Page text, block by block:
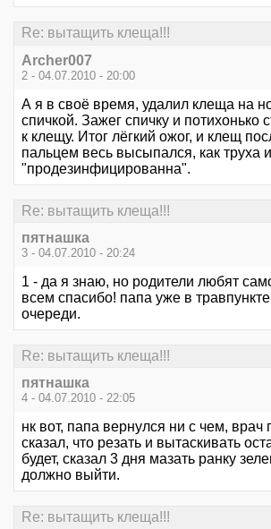
Re: вытащить клеща!!!
Archer007
2 - 04.07.2010 - 20:00
А я в своё время, удалил клеща на
спичкой. Зажег спичку и потихонько
к клещу. Итог лёгкий ожог, и клещ
пальцем весь высыпался, как труха
"продезинфицированна".
Re: вытащить клеща!!!
пятнашка
3 - 04.07.2010 - 20:24
1 - да я знаю, но родители любят
всем спасибо! папа уже в
очереди.
Re: вытащить клеща!!!
пятнашка
4 - 04.07.2010 - 22:05
нк вот, папа вернулся ни с чем, врач
сказал, что резать и вытаскивать
будет, сказал 3 дня мазать ранку
должно выйти.
Re: вытащить клеща!!!